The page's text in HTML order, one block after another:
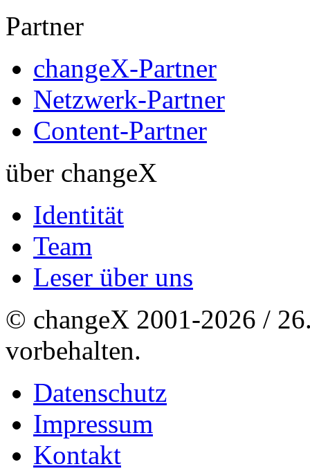
Partner
changeX-Partner
Netzwerk-Partner
Content-Partner
über changeX
Identität
Team
Leser über uns
© changeX 2001-2026 /
vorbehalten.
Datenschutz
Impressum
Kontakt